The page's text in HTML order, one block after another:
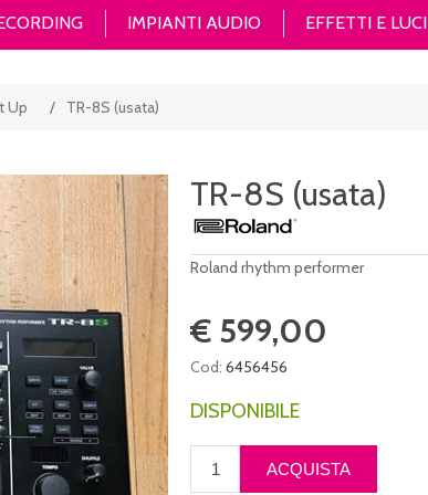
IMPIANTI AUDIO EFFETTI E LUCI
Up / TR-8S (usata)
TR-8S (usata)
Roland rhythm performer
€ 599,00
Cod: 6456456
DISPONIBILE